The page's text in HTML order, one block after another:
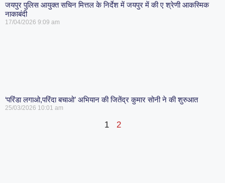
जयपुर पुलिस आयुक्त सचिन मित्तल के निर्देश में जयपुर में की ए श्रेणी आकस्मिक
नाकाबंदी
17/04/2026 9:09 am
‘परिंडा लगाओ,परिंदा बचाओ’ अभियान की जितेंद्र कुमार सोनी ने की शुरुआत
25/03/2026 10:01 am
1 2